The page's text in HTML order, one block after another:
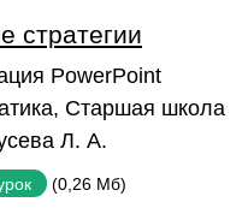
стратегии
PowerPoint
, Старшая школа
Л. А.
(0,26 Мб)